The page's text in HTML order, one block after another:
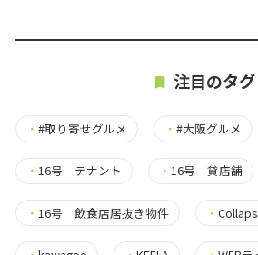
注目のタグ
・ #取り寄せグルメ ・#大阪グルメ
・ 16号 テナント ・16号 貸店舗
・ 16号 飲食店居抜き物件 ・